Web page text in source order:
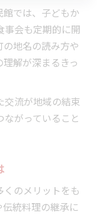
館では、子どもか
事会も定期的に開
地名の読み方や
解が深まるきっ
交流が地域の結束
がっていること
のメリットをも
統料理の継承に